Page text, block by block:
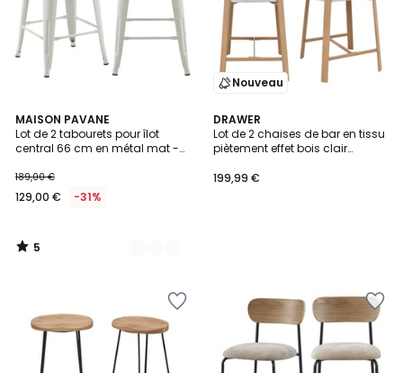
MAISON PAVANE
Lot de 2 tabourets pour îlot
central 66 cm en métal mat -
189,00 €
129,00 € -31%
5
/
5
2
Couleurs
5
/
Nouveau
DRAWER
Lot de 2 chaises de bar en tissu
piètement effet bois clair
199,99 €